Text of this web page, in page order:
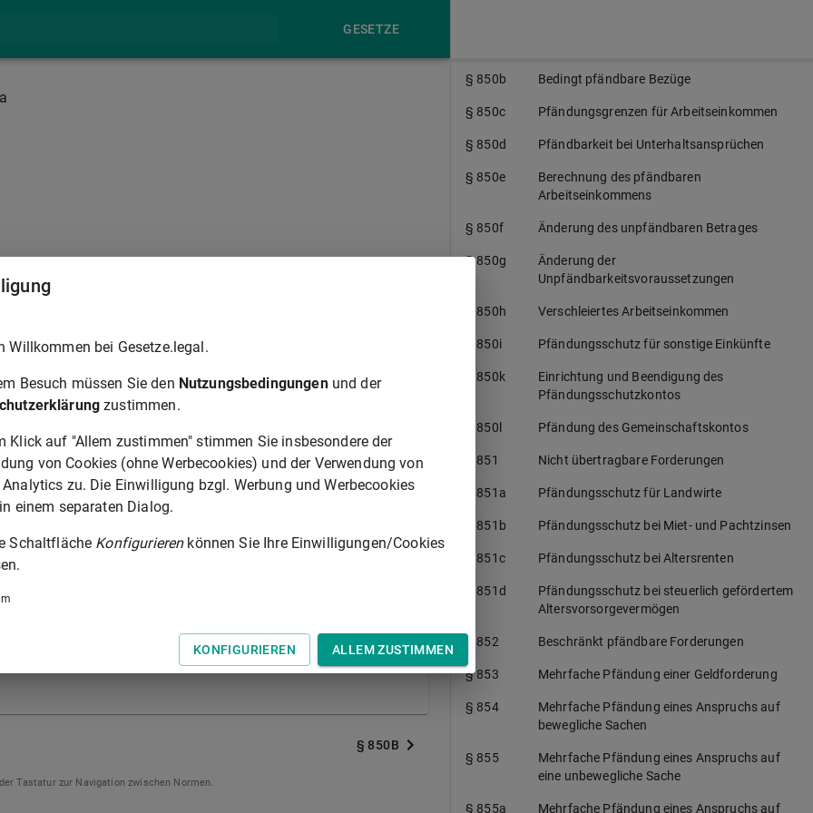
GESETZE
gezahlten Teile des Arbeitseinkommens;
hinaus gewährten Bezüge, Zuwendungen aus
Treugelder, soweit sie den Rahmen des Üblichen nicht
sonstige soziale Zulagen für auswärtige Beschäftigungen,
sowie Schmutz- und Erschwerniszulagen,
nicht übersteigen;
dessen Höhe sich nach Aufrundung des monatlichen
mit Absatz 4 auf den nächsten vollen 10-Euro-Betrag
einer Ehe oder Begründung einer
anderer als der aus Anlass der Geburt, der Eingehung
entstandenen Ansprüche betrieben wird;
§ 850B
Tastatur zur Navigation zwischen Normen.
§ 850b Bedingt pfändbare Bezüge
§ 850c Pfändungsgrenzen für Arbeitseinkommen
§ 850d Pfändbarkeit bei Unterhaltsansprüchen
§ 850e
Berechnung des pfändbaren
Arbeitseinkommens
§ 850f Änderung des unpfändbaren Betrages
§ 850g
Änderung der
Unpfändbarkeitsvoraussetzungen
§ 850h Verschleiertes Arbeitseinkommen
§ 850i Pfändungsschutz für sonstige Einkünfte
§ 850k
Einrichtung und Beendigung des
Pfändungsschutzkontos
§ 850l Pfändung des Gemeinschaftskontos
§ 851 Nicht übertragbare Forderungen
§ 851a Pfändungsschutz für Landwirte
§ 851b Pfändungsschutz bei Miet- und Pachtzinsen
§ 851c Pfändungsschutz bei Altersrenten
§ 851d
Pfändungsschutz bei steuerlich gefördertem
Altersvorsorgevermögen
§ 852 Beschränkt pfändbare Forderungen
§ 853 Mehrfache Pfändung einer Geldforderung
§ 854
Mehrfache Pfändung eines Anspruchs auf
bewegliche Sachen
§ 855
Mehrfache Pfändung eines Anspruchs auf
eine unbewegliche Sache
§ 855a Mehrfache Pfändung eines Anspruchs auf
Willkommen bei Gesetze.legal.
Besuch müssen Sie den Nutzungsbedingungenund der
zustimmen.
Klick auf "Allem zustimmen" stimmen Sie insbesondere der
von Cookies (ohne Werbecookies) und der Verwendung von
Analytics zu. Die Einwilligung bzgl. Werbung und Werbecookies
einem separaten Dialog.
Schaltfläche Konfigurierenkönnen Sie Ihre Einwilligungen/Cookies
KONFIGURIEREN ALLEM ZUSTIMMEN